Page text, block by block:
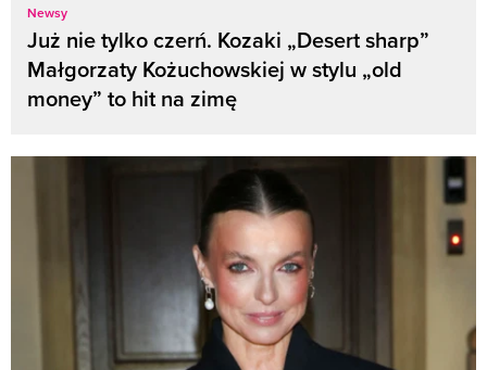
Newsy
Już nie tylko czerń. Kozaki „Desert sharp”
Małgorzaty Kożuchowskiej w stylu „old
money” to hit na zimę